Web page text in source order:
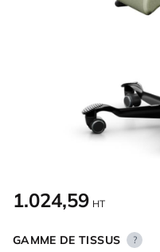
1.024,59 HT
GAMME DE TISSUS ?